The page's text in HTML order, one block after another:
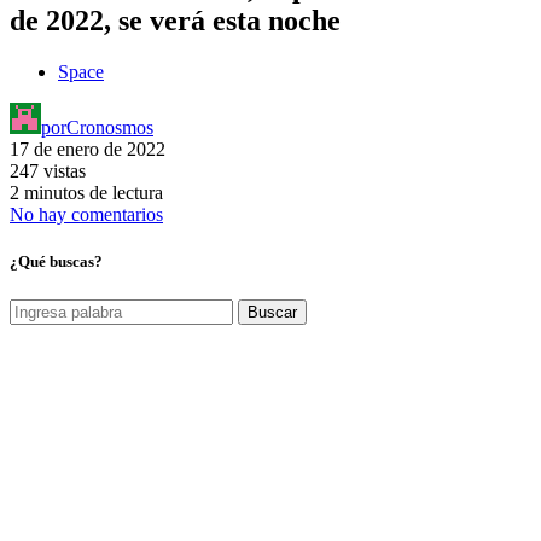
de 2022, se verá esta noche
Space
porCronosmos
17 de enero de 2022
247 vistas
2 minutos de lectura
No hay comentarios
¿Qué buscas?
Buscar